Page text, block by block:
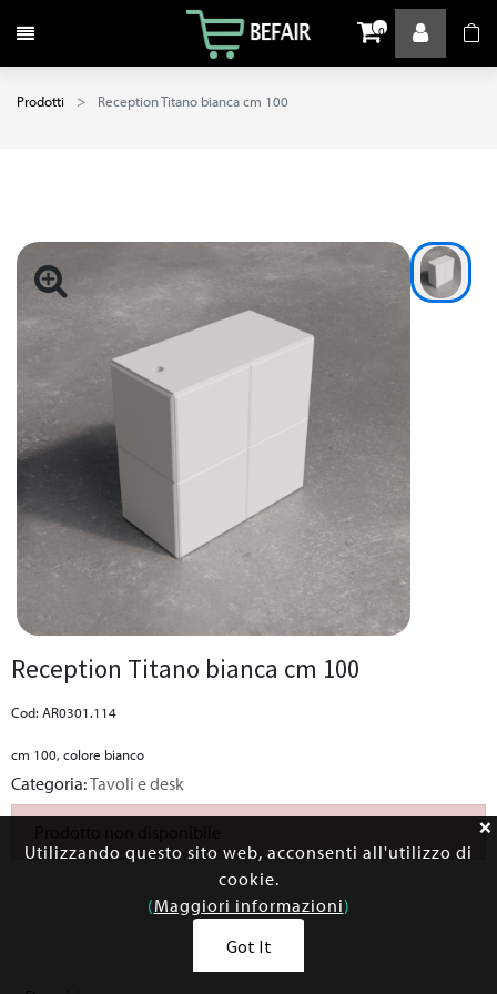
Attiva / disattiva la navigazione 0
Prodotti Reception Titano bianca cm 100
Reception Titano bianca cm 100
Cod: AR0301.114
cm 100, colore bianco
Categoria:Tavoli e desk
Utilizzando questo sito web, acconsenti all'utilizzo di
cookie.
(Maggiori informazioni)
Got It